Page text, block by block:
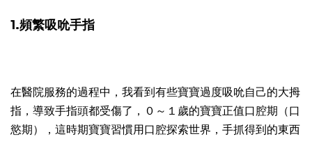
1.頻繁吸吮手指
在醫院服務的過程中，我看到有些寶寶過度吸吮自己的大拇
指，導致手指頭都受傷了，０～１歲的寶寶正值口腔期（口
慾期），這時期寶寶習慣用口腔探索世界，手抓得到的東西